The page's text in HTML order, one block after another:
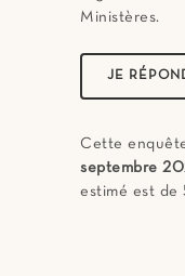
Ministères.
JE
Cette
septembre
estimé est de